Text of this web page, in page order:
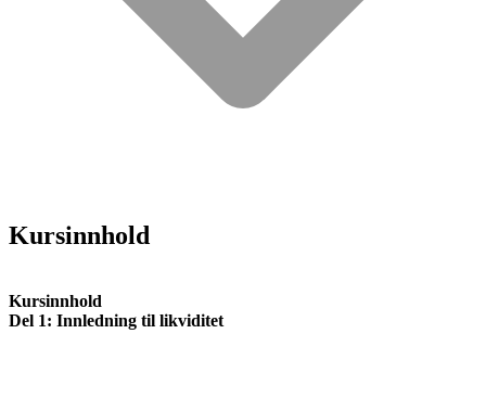
Kursinnhold
Kursinnhold
Del 1: Innledning til likviditet